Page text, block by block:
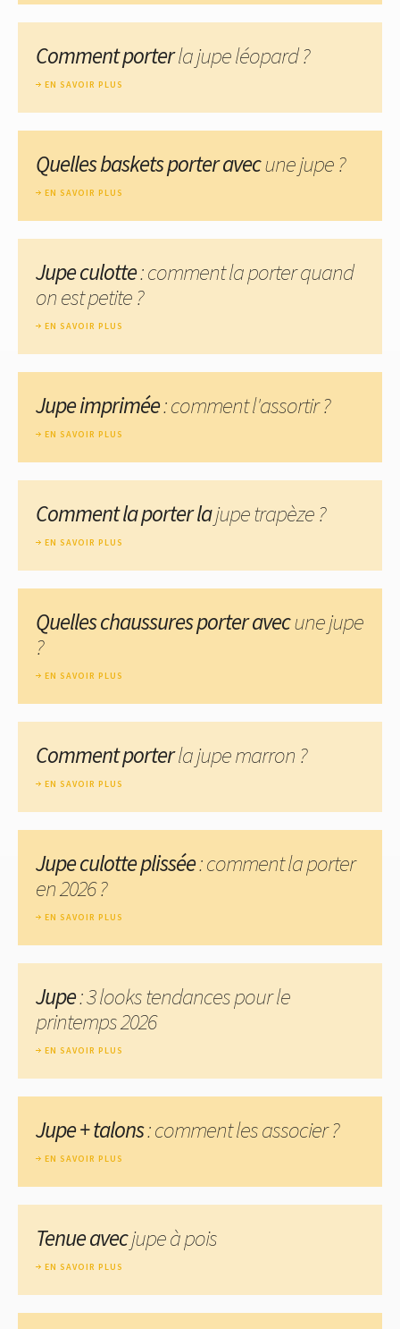
Comment porterla jupe léopard ?
EN SAVOIR PLUS
Quelles baskets porter avecune jupe ?
EN SAVOIR PLUS
Jupe culotte: comment la porter quand
on est petite ?
EN SAVOIR PLUS
Jupe imprimée: comment l'assortir ?
EN SAVOIR PLUS
Comment la porter lajupe trapèze ?
EN SAVOIR PLUS
Quelles chaussures porter avecune jupe
?
EN SAVOIR PLUS
Comment porterla jupe marron ?
EN SAVOIR PLUS
Jupe culotte plissée: comment la porter
en 2026 ?
EN SAVOIR PLUS
Jupe: 3 looks tendances pour le
printemps 2026
EN SAVOIR PLUS
Jupe + talons: comment les associer ?
EN SAVOIR PLUS
Tenue avecjupe à pois
EN SAVOIR PLUS